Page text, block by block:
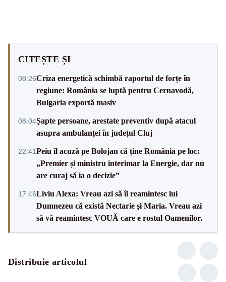
CITEȘTE ȘI
08:26Criza energetică schimbă raportul de forțe în
regiune: România se luptă pentru Cernavodă,
Bulgaria exportă masiv
08:04Șapte persoane, arestate preventiv după atacul
asupra ambulanței în județul Cluj
22:41Peiu îl acuză pe Bolojan că ține România pe loc:
„Premier și ministru interimar la Energie, dar nu
are curaj să ia o decizie”
17:46Liviu Alexa: Vreau azi sǎ îi reamintesc lui
Dumnezeu cǎ existǎ Nectarie şi Maria. Vreau azi
sǎ vǎ reamintesc VOUǍ care e rostul Oamenilor.
Distribuie articolul